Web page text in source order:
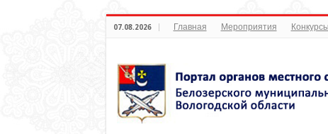
07.08.2026 Главная Мероприятия